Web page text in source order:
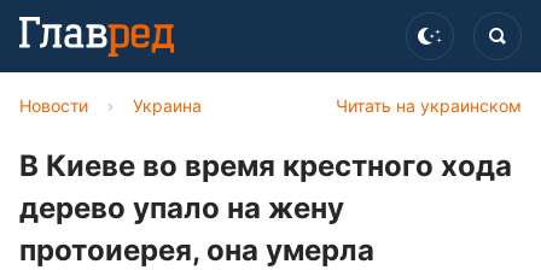
Читать на украинском
Новости › Украина
В Киеве во время крестного хода
дерево упало на жену
протоиерея, она умерла